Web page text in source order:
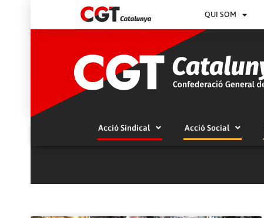
QUI SOM
Acció Sindical Acció Social